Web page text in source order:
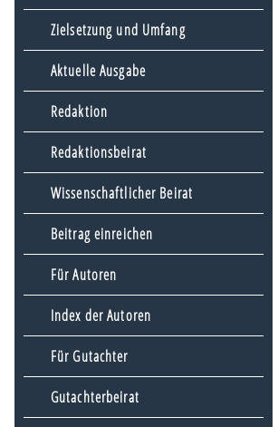
Zielsetzung und Umfang
Aktuelle Ausgabe
Redaktion
Redaktionsbeirat
Wissenschaftlicher Beirat
Beitrag einreichen
Für Autoren
Index der Autoren
Für Gutachter
Gutachterbeirat